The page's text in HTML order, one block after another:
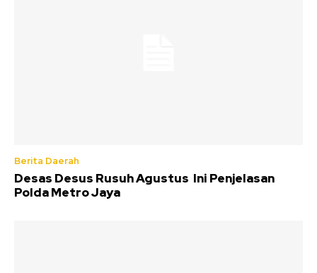
Berita Daerah
Desas Desus Rusuh Agustus Ini Penjelasan
Polda Metro Jaya